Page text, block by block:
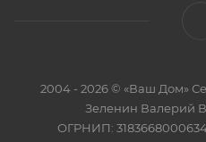
2004 - 2026 © «Ваш Дом»
Зеленин Валерий
ОГРНИП: